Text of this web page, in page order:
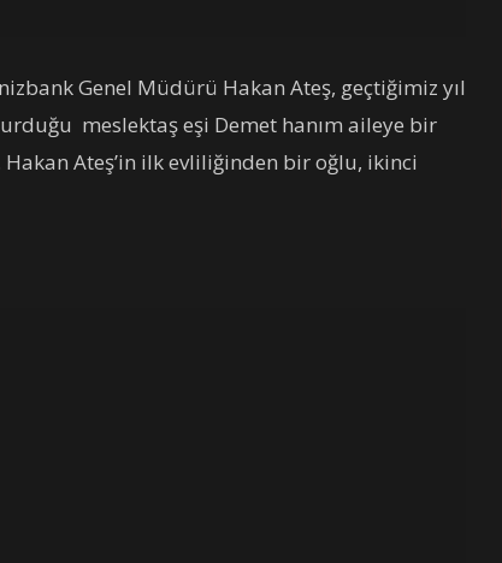
Genel Müdürü Hakan Ateş, geçtiğimiz yıl
meslektaş eşi Demet hanım aileye bir
Hakan Ateş’in ilk evliliğinden bir oğlu, ikinci